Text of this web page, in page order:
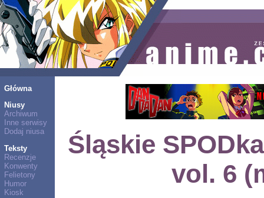
Główna
Niusy
Archiwum
Inne serwisy
Dodaj niusa
Teksty
Recenzje
Konwenty
Felietony
Humor
Kiosk
Śląskie
vol. 6